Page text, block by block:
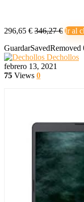
296,65 € 346,27 € Ir al
GuardarSavedRemoved
Dechollos
febrero 13, 2021
75 Views 0